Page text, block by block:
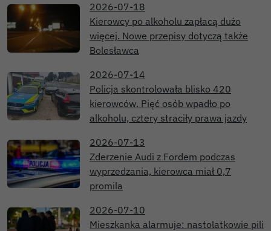
2026-07-18
Kierowcy po alkoholu zapłacą dużo
więcej. Nowe przepisy dotyczą także
Bolesławca
2026-07-14
Policja skontrolowała blisko 420
kierowców. Pięć osób wpadło po
alkoholu, cztery straciły prawa jazdy
2026-07-13
Zderzenie Audi z Fordem podczas
wyprzedzania, kierowca miał 0,7
promila
2026-07-10
Mieszkanka alarmuje: nastolatkowie pili